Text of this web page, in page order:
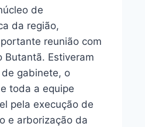
de
da região,
reunião com
Butantã. Estiveram
gabinete, o
toda a equipe
pela execução de
e arborização da